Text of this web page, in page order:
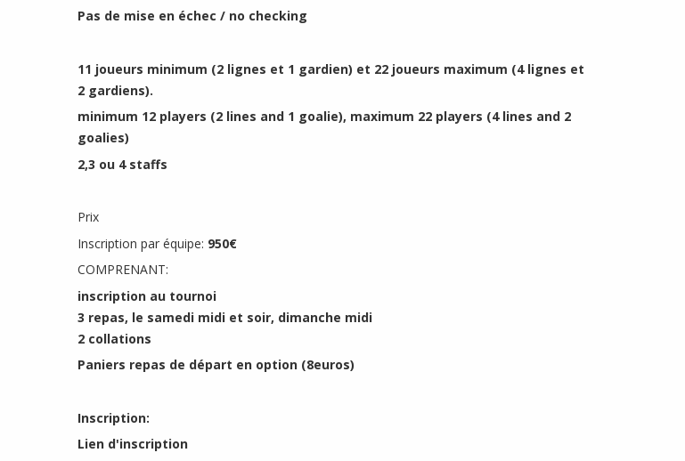
Pas de mise en échec / no checking
11 joueurs minimum (2 lignes et 1 gardien) et 22 joueurs maximum (4 lignes et
2 gardiens).
minimum 12 players (2 lines and 1 goalie), maximum 22 players (4 lines and 2
goalies)
2,3 ou 4 staffs
Prix
Inscription par équipe: 950€
COMPRENANT:
inscription au tournoi
3 repas, le samedi midi et soir, dimanche midi
2 collations
Paniers repas de départ en option (8euros)
Inscription:
Lien d'inscription